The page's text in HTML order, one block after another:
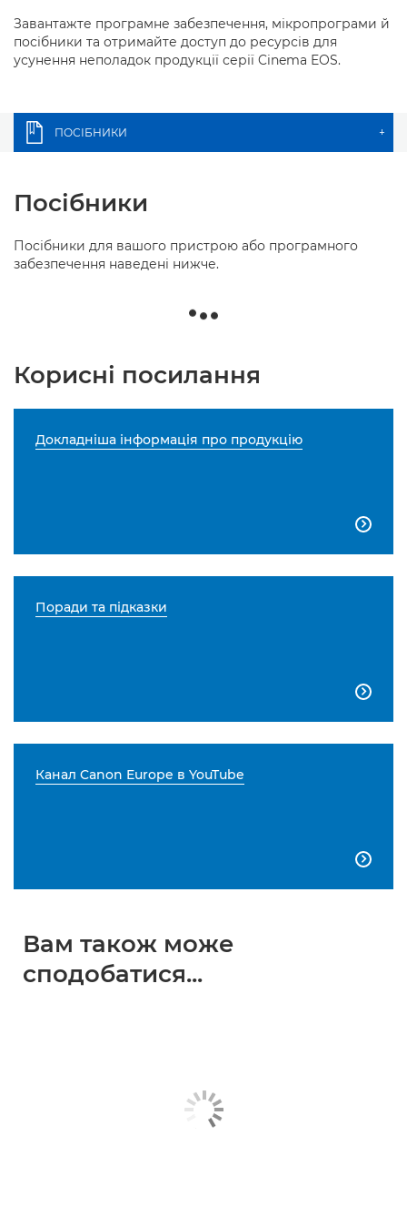
Завантажте програмне забезпечення, мікропрограми й
посібники та отримайте доступ до ресурсів для
усунення неполадок продукції серії Cinema EOS.
ПОСІБНИКИ +
Посібники
Посібники для вашого пристрою або програмного
забезпечення наведені нижче.
Корисні посилання
Докладніша інформація про продукцію

Поради та підказки

Канал Canon Europe в YouTube

Вам також може
сподобатися...